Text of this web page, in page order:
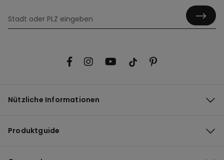
Nützliche Informationen
Produktguide